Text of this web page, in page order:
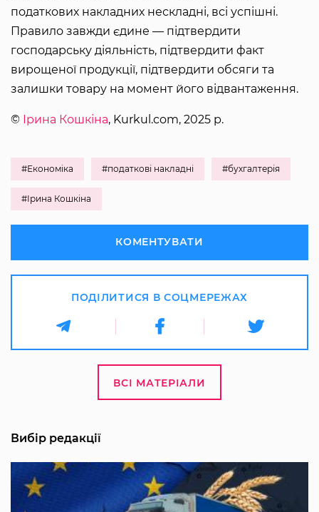
податкових накладних нескладні, всі успішні.
Правило завжди єдине — підтвердити
господарську діяльність, підтвердити факт
вирощеної продукції, підтвердити обсяги та
залишки товару на момент його відвантаження.
© Ірина Кошкіна, Kurkul.com, 2025 р.
#Економіка #податкові накладні #бухгалтерія
#Ірина Кошкіна
КОМЕНТУВАТИ
ПОДІЛИТИСЯ В СОЦМЕРЕЖАХ
ВСІ МАТЕРІАЛИ
Вибір редакції